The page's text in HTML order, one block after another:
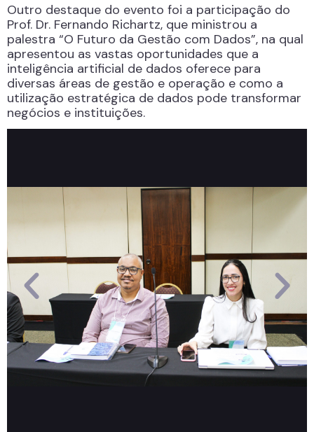
Outro destaque do evento foi a participação do
Prof. Dr. Fernando Richartz, que ministrou a
palestra “O Futuro da Gestão com Dados”, na qual
apresentou as vastas oportunidades que a
inteligência artificial de dados oferece para
diversas áreas de gestão e operação e como a
utilização estratégica de dados pode transformar
negócios e instituições.